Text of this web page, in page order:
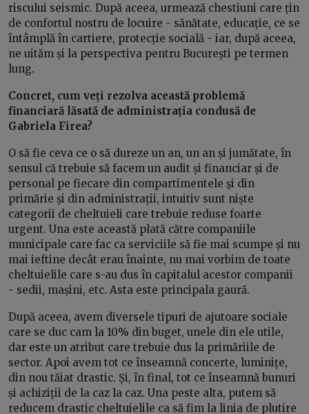
riscului seismic. După aceea, urmează chestiuni care țin
de confortul nostru de locuire - sănătate, educație, ce se
întâmplă în cartiere, protecție socială - iar, după aceea,
ne uităm și la perspectiva pentru București pe termen
lung.
Concret, cum veți rezolva această problemă
financiară lăsată de administrația condusă de
Gabriela Firea?
O să fie ceva ce o să dureze un an, un an și jumătate, în
sensul că trebuie să facem un audit și financiar și de
personal pe fiecare din compartimentele și din
primărie și din administrații, intuitiv sunt niște
categorii de cheltuieli care trebuie reduse foarte
urgent. Una este această plată către companiile
municipale care fac ca serviciile să fie mai scumpe și nu
mai ieftine decât erau înainte, nu mai vorbim de toate
cheltuielile care s-au dus în capitalul acestor companii
- sedii, mașini, etc. Asta este principala gaură.
După aceea, avem diversele tipuri de ajutoare sociale
care se duc cam la 10% din buget, unele din ele utile,
dar este un atribut care trebuie dus la primăriile de
sector. Apoi avem tot ce înseamnă concerte, luminițe,
din nou tăiat drastic. Și, în final, tot ce înseamnă bunuri
și achiziții de la caz la caz. Una peste alta, putem să
reducem drastic cheltuielile ca să fim la linia de plutire